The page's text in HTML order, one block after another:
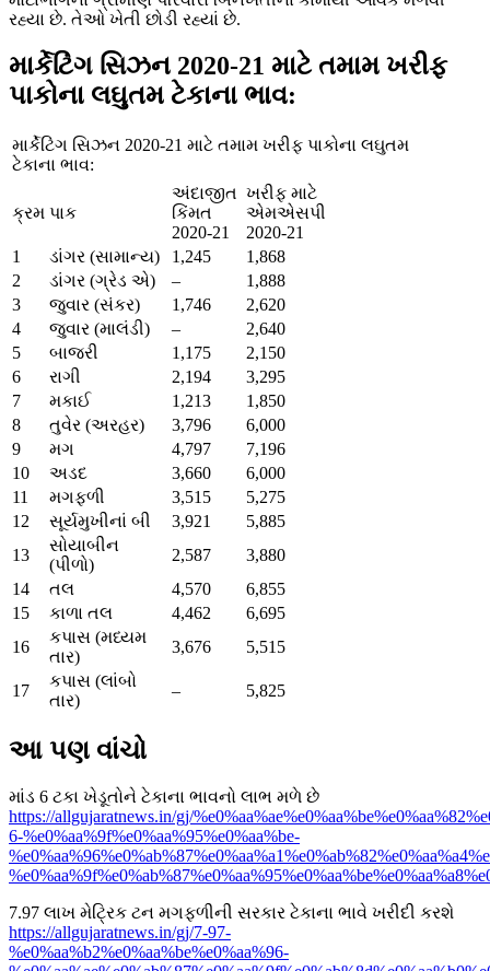
રહ્યા છે. તેઓ ખેતી છોડી રહ્યાં છે.
માર્કેટિંગ સિઝન 2020-21 માટે તમામ ખરીફ
પાકોના લઘુતમ ટેકાના ભાવ:
માર્કેટિંગ સિઝન 2020-21 માટે તમામ ખરીફ પાકોના લઘુતમ
ટેકાના ભાવ:
ક્રમ પાક
અંદાજીત
કિંમત
2020-21
ખરીફ માટે
એમએસપી
2020-21
1
ડાંગર (સામાન્ય) 1,245
1,868
2
ડાંગર (ગ્રેડ એ) –
1,888
3
જુવાર (સંકર) 1,746
2,620
4
જુવાર (માલંડી) –
2,640
5
બાજરી 1,175
2,150
6
રાગી 2,194
3,295
7
મકાઈ 1,213
1,850
8
તુવેર (અરહર) 3,796
6,000
9
મગ 4,797
7,196
10
અડદ 3,660
6,000
11
મગફળી 3,515
5,275
12
સૂર્યમુખીનાં બી 3,921
5,885
13
સોયાબીન
(પીળો)
2,587
3,880
14
તલ 4,570
6,855
15
કાળા તલ 4,462
6,695
16
કપાસ (મધ્યમ
તાર)
3,676 5,515
17
કપાસ (લાંબો
તાર)
– 5,825
આ પણ વાંચો
માંડ 6 ટકા ખેડૂતોને ટેકાના ભાવનો લાભ મળે છે
https://allgujaratnews.in/gj/
6-%e0%aa%9f%e0%aa%95%e0%aa%be-
7.97 લાખ મેટ્રિક ટન મગફળીની સરકાર ટેકાના ભાવે ખરીદી કરશે
https://allgujaratnews.in/gj/7-97-
%e0%aa%b2%e0%aa%be%e0%aa%96-